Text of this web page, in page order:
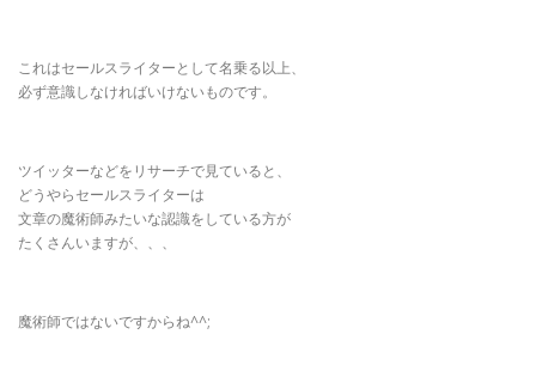
これはセールスライターとして名乗る以上、
必ず意識しなければいけないものです。
ツイッターなどをリサーチで見ていると、
どうやらセールスライターは
文章の魔術師みたいな認識をしている方が
たくさんいますが、、、
魔術師ではないですからね^^;